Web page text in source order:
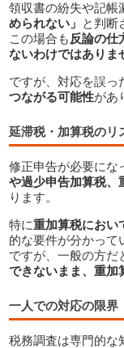
税務調査で起こり
領収書の紛失や記帳
められない」 と判断
この場合も 反論の仕
ないわけではありま
ですが、対応を誤っ
つながる可能性があ
延滞税・加算税のリ
修正申告が必要にな
や過少申告加算税、
ります。
特に重加算税におい
的な要件が分かって
ですが、一般の方だ
できないまま、重加
一人での対応の限界
税務調査は専門的な